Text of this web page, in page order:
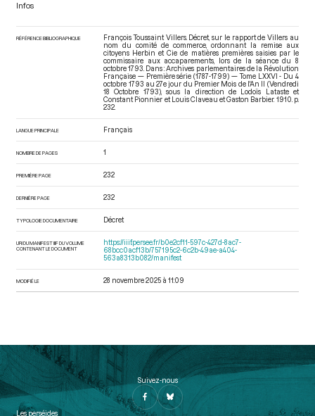
Infos
RÉFÉRENCE BIBLIOGRAPHIQUE
François Toussaint Villers. Décret, sur le rapport de Villers au
nom du comité de commerce, ordonnant la remise aux
citoyens Herbin et Cie de matières premières saisies par le
commissaire aux accaparements, lors de la séance du 8
octobre 1793. Dans : Archives parlementaires de la Révolution
Française — Première série (1787-1799) — Tome LXXVI - Du 4
octobre 1793 au 27e jour du Premier Mois de l'An II (Vendredi
18 Octobre 1793), sous la direction de Lodoïs Lataste et
Constant Pionnier et Louis Claveau et Gaston Barbier. 1910. p.
232.
LANGUE PRINCIPALE Français
NOMBRE DE PAGES 1
PREMIÈRE PAGE 232
DERNIÈRE PAGE 232
TYPOLOGIE DOCUMENTAIRE Décret
URI DU MANIFEST IIIF DU VOLUME
CONTENANT LE DOCUMENT
https://iiif.persee.fr/b0e2cf11-597c-427d-8ac7-
68bcc0acf13b/757195c2-6c2b-49ae-a404-
563a8313b082/manifest
MODIFIÉ LE 28 novembre 2025 à 11:09
Suivez-nous
Les perséides